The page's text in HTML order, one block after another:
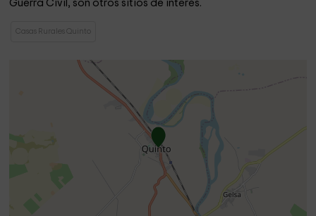
Guerra Civil, son otros sitios de interés.
Casas Rurales Quinto